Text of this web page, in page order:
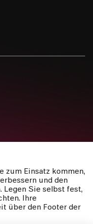
zum Einsatz kommen,
und den
Legen Sie selbst fest,
Ihre
über den Footer der